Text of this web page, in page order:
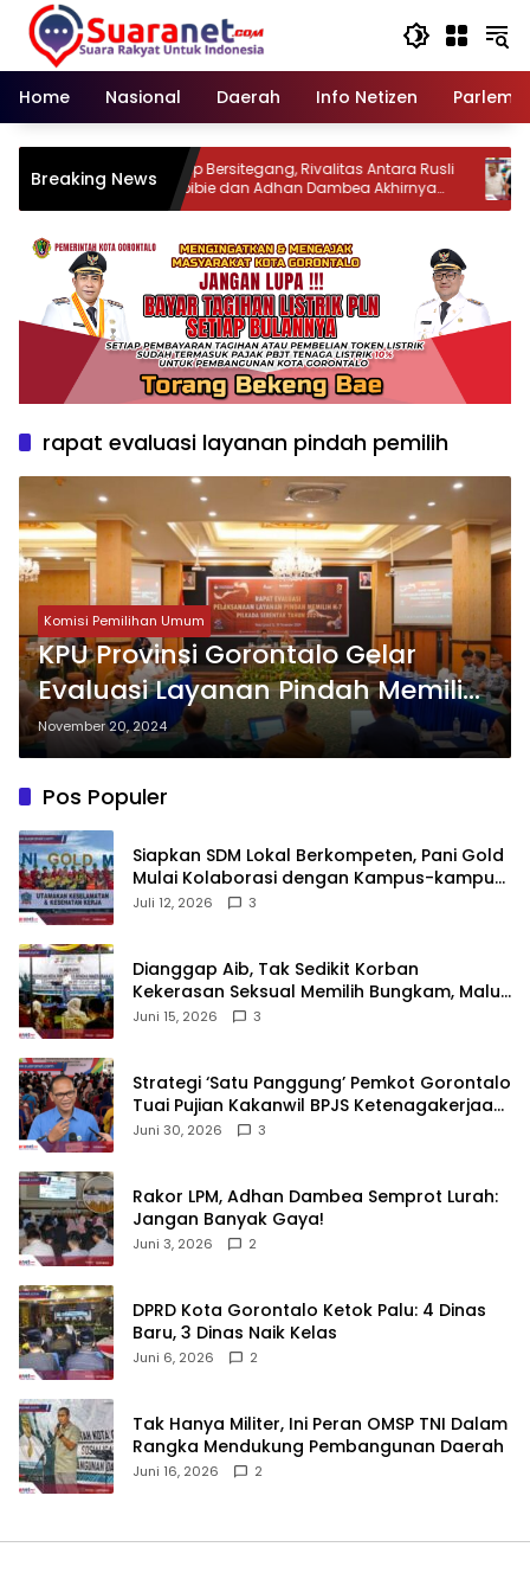
Langsung
konten
Home
Nasional Daerah Info Netizen
Breaking News
di
‎Kerap Bersitegang, Rivalitas Antara Rusli
Habibie dan Adhan Dambea Akhirnya
Mencair
ke
rapat evaluasi layanan pindah pemilih
Komisi Pemilihan Umum
KPU Provinsi Gorontalo Gelar
Evaluasi Layanan Pindah Memilih,
Tekankan Pentingnya Kolaborasi
Antar Instansi
November 20, 2024
Pos Populer
‎Siapkan SDM Lokal Berkompeten, Pani Gold
Mulai Kolaborasi dengan Kampus-kampus
di Gorontalo
Juli 12, 2026 3
‎Dianggap Aib, Tak Sedikit Korban
Kekerasan Seksual Memilih Bungkam, Malu
untuk Melapor!‎
Juni 15, 2026 3
Strategi ‘Satu Panggung’ Pemkot Gorontalo
Tuai Pujian Kakanwil BPJS Ketenagakerjaan
Sulama‎‎
Juni 30, 2026 3
‎Rakor LPM, Adhan Dambea Semprot Lurah:
Jangan Banyak Gaya!‎
Juni 3, 2026 2
‎DPRD Kota Gorontalo Ketok Palu: 4 Dinas
Baru, 3 Dinas Naik Kelas
Juni 6, 2026 2
‎Tak Hanya Militer, Ini Peran OMSP TNI Dalam
Rangka Mendukung Pembangunan Daerah
Juni 16, 2026 2